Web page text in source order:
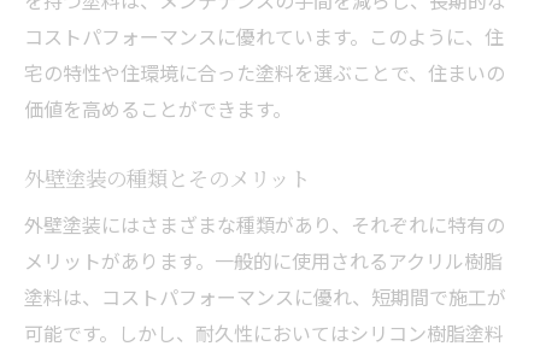
コストパフォーマンスに優れています。このように、住
宅の特性や住環境に合った塗料を選ぶことで、住まいの
価値を高めることができます。
外壁塗装の種類とそのメリット
外壁塗装にはさまざまな種類があり、それぞれに特有の
メリットがあります。一般的に使用されるアクリル樹脂
塗料は、コストパフォーマンスに優れ、短期間で施工が
可能です。しかし、耐久性においてはシリコン樹脂塗料